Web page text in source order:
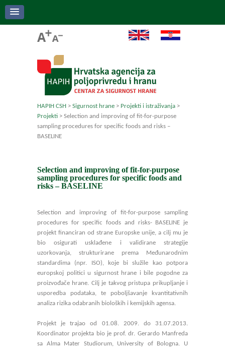
HAPIH CSH > Sigurnost hrane > Projekti i istraživanja >
Projekti > Selection and improving of fit-for-purpose
sampling procedures for specific foods and risks –
BASELINE
Selection and improving of fit-for-purpose
sampling procedures for specific foods and
risks – BASELINE
Selection and improving of fit-for-purpose sampling
procedures for specific foods and risks- BASELINE je
projekt financiran od strane Europske unije, a cilj mu je
bio osigurati usklađene i validirane strategije
uzorkovanja, strukturirane prema Međunarodnim
standardima (npr. ISO), koje bi služile kao potpora
europskoj politici u sigurnost hrane i bile pogodne za
proizvođače hrane. Cilj je takvog pristupa prikupljanje i
usporedba podataka, te poboljšavanje kvantitativnih
analiza rizika odabranih bioloških i kemijskih agensa.
Projekt je trajao od 01.08. 2009. do 31.07.2013.
Koordinator projekta bio je prof. dr. Gerardo Manfreda
sa Alma Mater Studiorum, University of Bologna. U